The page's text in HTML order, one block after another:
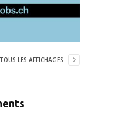
TOUS LES AFFICHAGES